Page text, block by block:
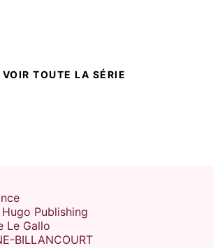
VOIR TOUTE LA SÉRIE
Publishing
Le Gallo
BILLANCOURT